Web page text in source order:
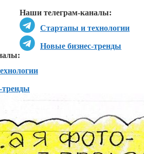
Наши телеграм-каналы:
Стартапы и технологии
Новые бизнес-тренды
тренды